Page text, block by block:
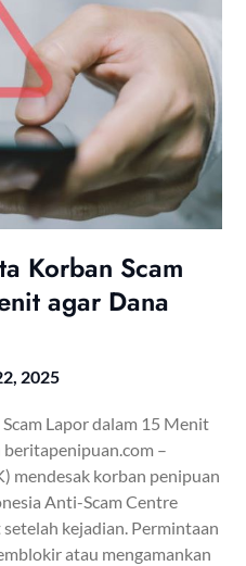
Korban Scam
agar Dana
2025
Lapor dalam 15 Menit
beritapenipuan.com –
mendesak korban penipuan
Anti-Scam Centre
kejadian. Permintaan
atau mengamankan